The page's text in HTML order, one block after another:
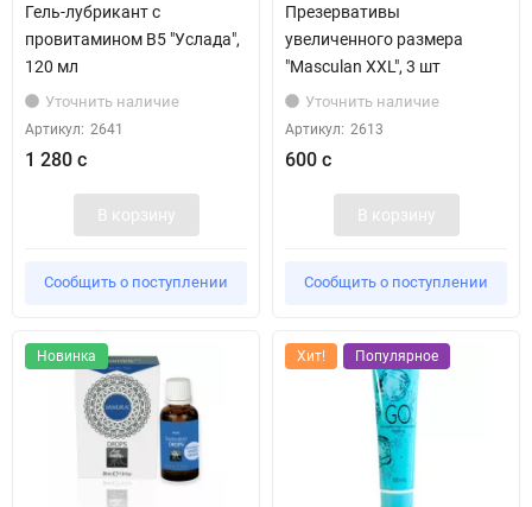
Гель-лубрикант с
провитамином В5 "Услада",
120 мл
Уточнить наличие
Артикул: 2641
1 280 с
В корзину
Сообщить о поступлении
Презервативы
увеличенного размера
"Masculan XXL", 3 шт
Уточнить наличие
Артикул: 2613
600 с
В корзину
Сообщить о поступлении
Новинка Хит! Популярное